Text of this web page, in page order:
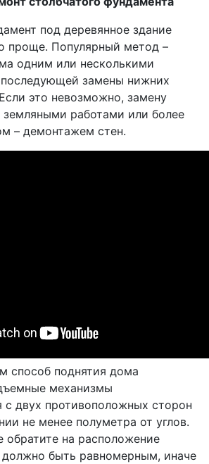
под деревянное здание
проще. Популярный метод –
одним или несколькими
замены нижних
это невозможно, замену
земляными работами или более
– демонтажем стен.
способ поднятия дома
механизмы
с двух противоположных сторон
не менее полуметра от углов.
обратите на расположение
быть равномерным, иначе